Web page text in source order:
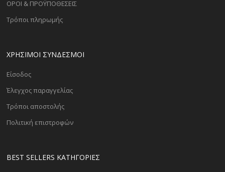
ΟΡΟΙ & ΠΡΟΫΠΟΘΕΣΕΙΣ
Τρόποι πληρωμής
ΧΡΗΣΙΜΟΙ ΣΥΝΔΕΣΜΟΙ
Είσοδος
Έλεγχος παραγγελίας
Τρόποι αποστολής
Πολιτική επιστροφών
BEST SELLERS ΚΑΤΗΓΟΡΊΕΣ